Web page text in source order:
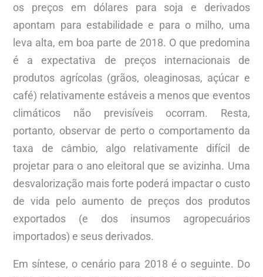
os preços em dólares para soja e derivados
apontam para estabilidade e para o milho, uma
leva alta, em boa parte de 2018. O que predomina
é a expectativa de preços internacionais de
produtos agrícolas (grãos, oleaginosas, açúcar e
café) relativamente estáveis a menos que eventos
climáticos não previsíveis ocorram. Resta,
portanto, observar de perto o comportamento da
taxa de câmbio, algo relativamente difícil de
projetar para o ano eleitoral que se avizinha. Uma
desvalorização mais forte poderá impactar o custo
de vida pelo aumento de preços dos produtos
exportados (e dos insumos agropecuários
importados) e seus derivados.
Em síntese, o cenário para 2018 é o seguinte. Do